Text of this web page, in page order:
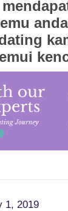
1, 2019